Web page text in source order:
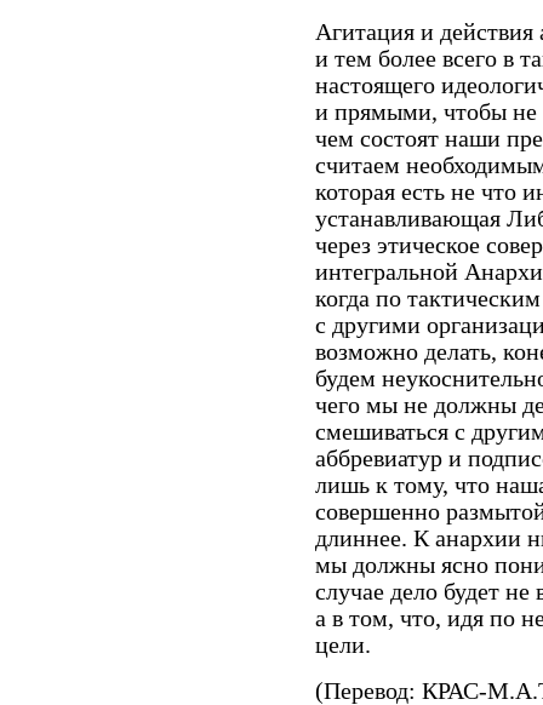
Агитация и
и тем более всего в
настоящего
и прямыми, чтобы не
чем состоят наши
считаем
которая есть не что
устанавливающая
через этическое
интегральной
когда по
с другими
возможно делать,
будем
чего мы не должны
смешиваться с
аббревиатур и
лишь к тому, что
совершенно
длиннее. К анархии
мы должны ясно
случае дело будет
а в том, что, идя по
цели.
(Перевод: КРАС-